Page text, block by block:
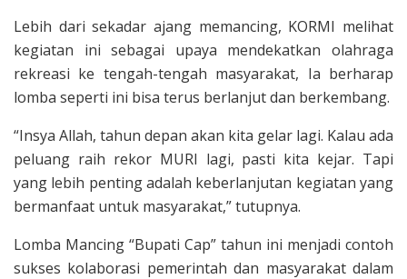
Lebih dari sekadar ajang memancing, KORMI melihat
kegiatan ini sebagai upaya mendekatkan olahraga
rekreasi ke tengah-tengah masyarakat, Ia berharap
lomba seperti ini bisa terus berlanjut dan berkembang.
“Insya Allah, tahun depan akan kita gelar lagi. Kalau ada
peluang raih rekor MURI lagi, pasti kita kejar. Tapi
yang lebih penting adalah keberlanjutan kegiatan yang
bermanfaat untuk masyarakat,” tutupnya.
Lomba Mancing “Bupati Cap” tahun ini menjadi contoh
sukses kolaborasi pemerintah dan masyarakat dalam